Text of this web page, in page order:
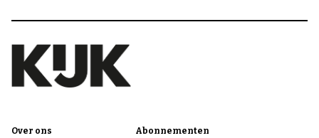
Over ons Abonnementen